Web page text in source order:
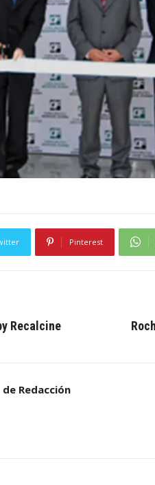
Pinterest
Recalcine
de Redacción